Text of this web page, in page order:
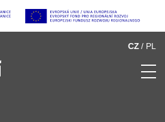
CZ PL